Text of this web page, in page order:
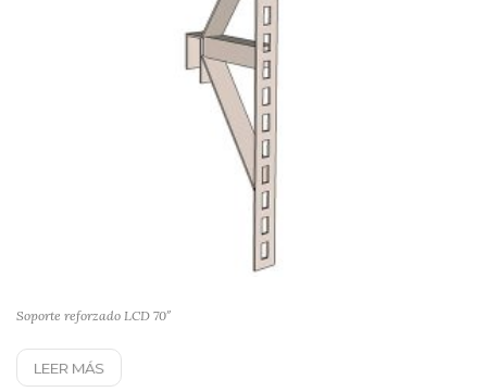
Soporte reforzado LCD 70″
LEER MÁS